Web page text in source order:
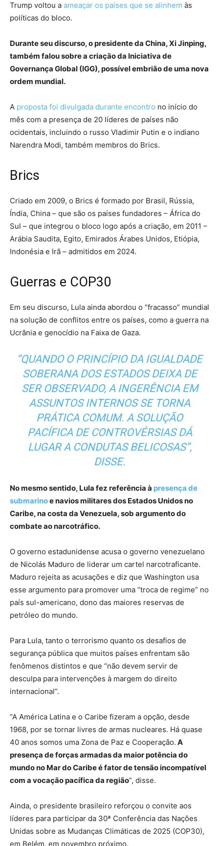
Trump voltou a ameaçar os países que se alinhem às
políticas do bloco.
Durante seu discurso, o presidente da China, Xi Jinping,
também falou sobre a criação da Iniciativa de
Governança Global (IGG), possível embrião de uma nova
ordem mundial.
A proposta foi divulgada durante encontro no início do
mês com a presença de 20 líderes de países não
ocidentais, incluindo o russo Vladimir Putin e o indiano
Narendra Modi, também membros do Brics.
Brics
Criado em 2009, o Brics é formado por Brasil, Rússia,
Índia, China – que são os países fundadores – África do
Sul – que integrou o bloco logo após a criação, em 2011 –
Arábia Saudita, Egito, Emirados Árabes Unidos, Etiópia,
Indonésia e Irã – admitidos em 2024.
Guerras e COP30
Em seu discurso, Lula ainda abordou o “fracasso” mundial
na solução de conflitos entre os países, como a guerra na
Ucrânia e genocídio na Faixa de Gaza.
“QUANDO O PRINCÍPIO DA IGUALDADE
SOBERANA DOS ESTADOS DEIXA DE
SER OBSERVADO, A INGERÊNCIA EM
ASSUNTOS INTERNOS SE TORNA
PRÁTICA COMUM. A SOLUÇÃO
PACÍFICA DE CONTROVÉRSIAS DÁ
LUGAR A CONDUTAS BELICOSAS”,
DISSE.
No mesmo sentido, Lula fez referência à presença de
submarinoe navios militares dos Estados Unidos no
Caribe, na costa da Venezuela, sob argumento do
combate ao narcotráfico.
O governo estadunidense acusa o governo venezuelano
de Nicolás Maduro de liderar um cartel narcotraficante.
Maduro rejeita as acusações e diz que Washington usa
esse argumento para promover uma “troca de regime” no
país sul-americano, dono das maiores reservas de
petróleo do mundo.
Para Lula, tanto o terrorismo quanto os desafios de
segurança pública que muitos países enfrentam são
fenômenos distintos e que “não devem servir de
desculpa para intervenções à margem do direito
internacional”.
“A América Latina e o Caribe fizeram a opção, desde
1968, por se tornar livres de armas nucleares. Há quase
40 anos somos uma Zona de Paz e Cooperação. A
presença de forças armadas da maior potência do
mundo no Mar do Caribe é fator de tensão incompatível
com a vocação pacífica da região”, disse.
Ainda, o presidente brasileiro reforçou o convite aos
líderes para participar da 30ª Conferência das Nações
Unidas sobre as Mudanças Climáticas de 2025 (COP30),
em Belém, em novembro próximo.